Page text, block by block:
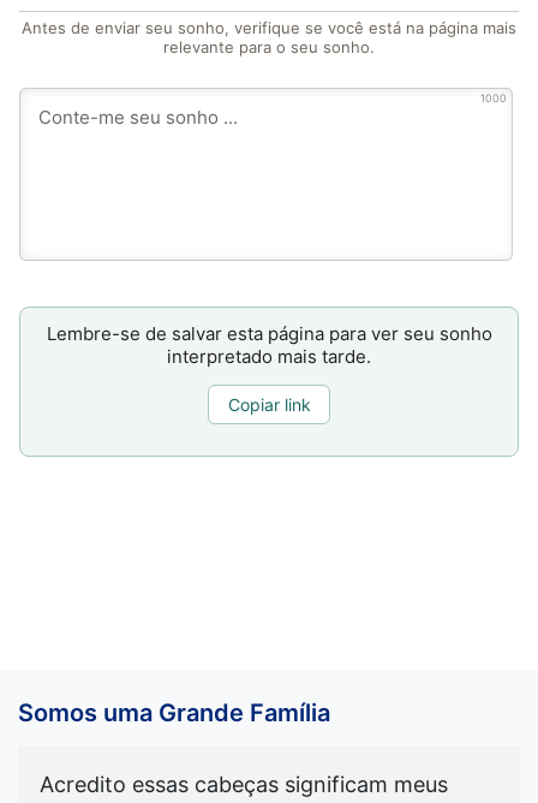
Antes de enviar seu sonho, verifique se você está na página mais
relevante para o seu sonho.
1000
Lembre-se de salvar esta página para ver seu sonho
interpretado mais tarde.
Copiar link
Somos uma Grande Família
Acredito essas cabeças significam meus